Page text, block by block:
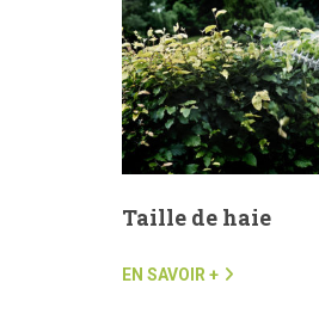
Taille de haie
EN SAVOIR +